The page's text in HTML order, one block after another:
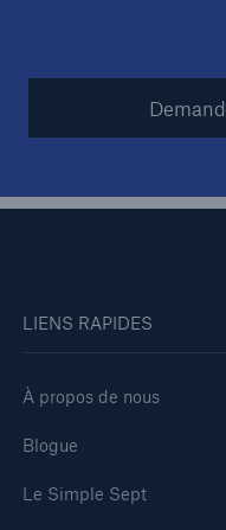
LIENS RAPIDES
À propos de nous
Blogue
Le Simple Sept